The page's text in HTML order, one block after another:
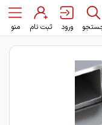
ورود ثبت نام منو